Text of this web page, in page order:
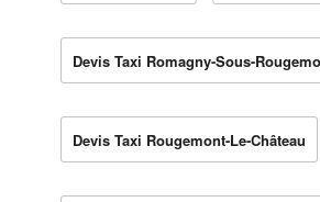
Devis Taxi Romagny-Sous-
Devis Taxi Rougemont-Le-Château